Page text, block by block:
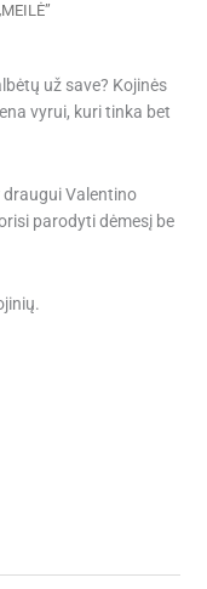
už save? Kojinės
vyrui, kuri tinka bet
Valentino
parodyti dėmesį be